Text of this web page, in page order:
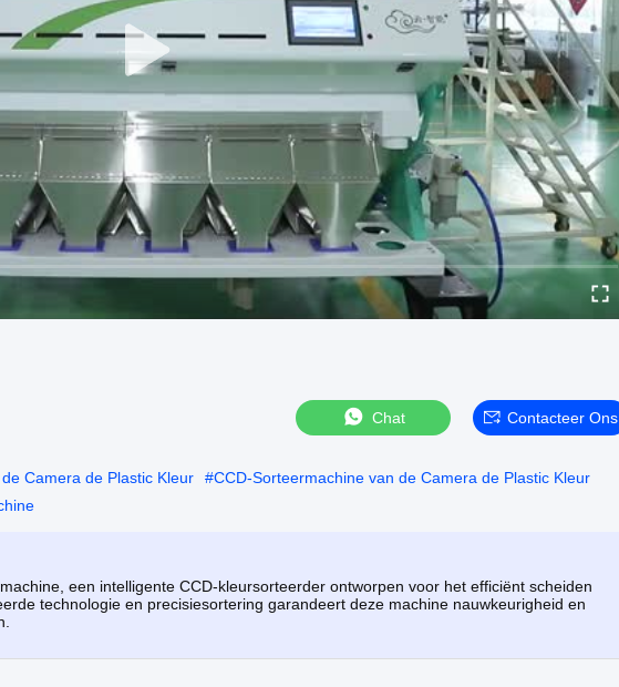
Chat Contacteer Ons
Camera de Plastic Kleur #CCD-Sorteermachine van de Camera de Plastic Kleur
een intelligente CCD-kleursorteerder ontworpen voor het efficiënt scheiden
technologie en precisiesortering garandeert deze machine nauwkeurigheid en